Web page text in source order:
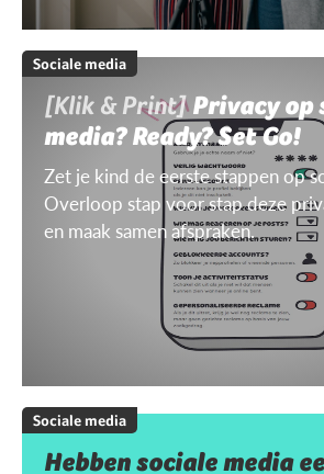
Sociale media
[Klik & Print]Privacy op
media? Ready? Set Go!
Zet je kind de eerste stappen op
Overloop stap voor stap deze
en maak samen afspraken.
Sociale media
Hebben sociale media